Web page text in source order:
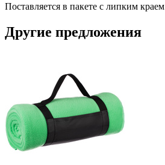
Поставляется в пакете с липким
Другие предложения